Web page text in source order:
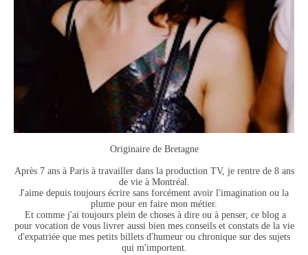
Originaire de Bretagne
Après 7 ans à Paris à travailler dans la production TV, je rentre de 8 ans
de vie à Montréal.
J'aime depuis toujours écrire sans forcément avoir l'imagination ou la
plume pour en faire mon métier.
Et comme j'ai toujours plein de choses à dire ou à penser, ce blog a
pour vocation de vous livrer aussi bien mes conseils et constats de la vie
d'expatriée que mes petits billets d'humeur ou chronique sur des sujets
qui m'importent.